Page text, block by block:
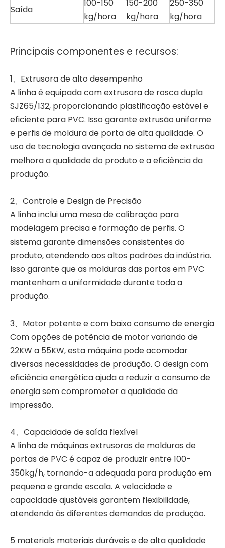
Saída
100-150
kg/hora
150-200
kg/hora
250-350
kg/hora
Principais componentes e recursos:
1、Extrusora de alto desempenho
A linha é equipada com extrusora de rosca dupla
SJZ65/132, proporcionando plastificação estável e
eficiente para PVC. Isso garante extrusão uniforme
e perfis de moldura de porta de alta qualidade. O
uso de tecnologia avançada no sistema de extrusão
melhora a qualidade do produto e a eficiência da
produção.
2、Controle e Design de Precisão
A linha inclui uma mesa de calibração para
modelagem precisa e formação de perfis. O
sistema garante dimensões consistentes do
produto, atendendo aos altos padrões da indústria.
Isso garante que as molduras das portas em PVC
mantenham a uniformidade durante toda a
produção.
3、Motor potente e com baixo consumo de energia
Com opções de potência de motor variando de
22KW a 55KW, esta máquina pode acomodar
diversas necessidades de produção. O design com
eficiência energética ajuda a reduzir o consumo de
energia sem comprometer a qualidade da
impressão.
4、Capacidade de saída flexível
A linha de máquinas extrusoras de molduras de
portas de PVC é capaz de produzir entre 100-
350kg/h, tornando-a adequada para produção em
pequena e grande escala. A velocidade e
capacidade ajustáveis ​​garantem flexibilidade,
atendendo às diferentes demandas de produção.
5 materials materiais duráveis ​​e de alta qualidade